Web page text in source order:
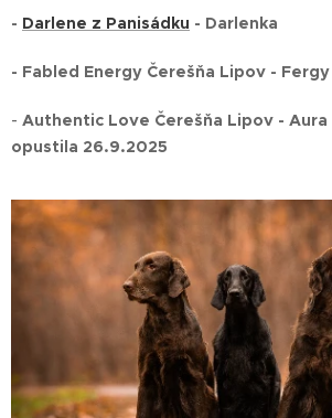
- Darlene z Panisádku - Darlenka
- Fabled Energy Čerešňa Lipov - Fergy
- Authentic Love Čerešňa Lipov - Aura
opustila 26.9.2025